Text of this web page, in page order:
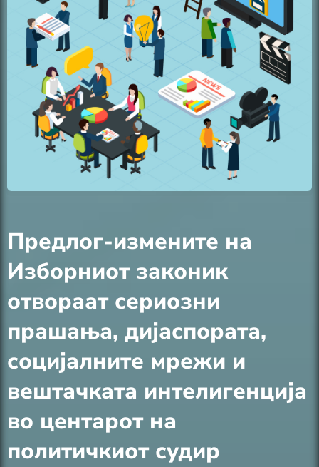
Предлог-измените на
Изборниот законик
отвораат сериозни
прашања, дијаспората,
социјалните мрежи и
вештачката интелигенција
во центарот на
политичкиот судир